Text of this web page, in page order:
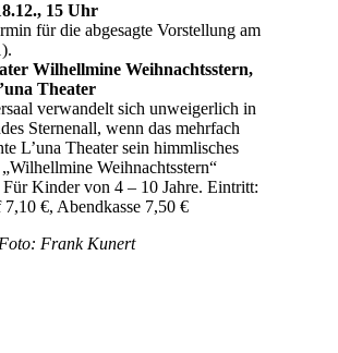
15 Uhr
für die abgesagte Vorstellung am
Wilhellmine Weihnachtsstern,
Theater
verwandelt sich unweigerlich in
Sternenall, wenn das mehrfach
L’una Theater sein himmlisches
Weihnachtsstern“
Für Kinder von 4 – 10 Jahre. Eintritt:
€, Abendkasse 7,50 €
Frank Kunert